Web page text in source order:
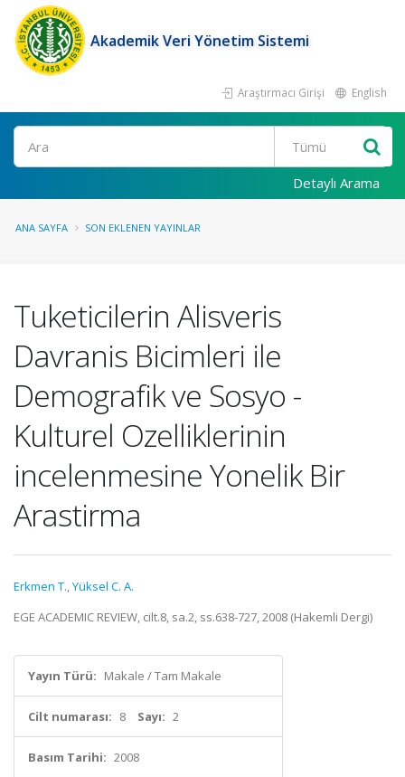
Akademik Veri Yönetim Sistemi
Araştırmacı Girişi English
Ara
Detaylı Arama
ANA SAYFA SON EKLENEN YAYINLAR
Tuketicilerin Alisveris
Davranis Bicimleri ile
Demografik ve Sosyo -
Kulturel Ozelliklerinin
incelenmesine Yonelik Bir
Arastirma
Erkmen T.,Yüksel C. A.
EGE ACADEMIC REVIEW, cilt.8, sa.2, ss.638-727, 2008 (Hakemli Dergi)
Yayın Türü: Makale / Tam Makale
Cilt numarası: 8 Sayı: 2
Basım Tarihi: 2008